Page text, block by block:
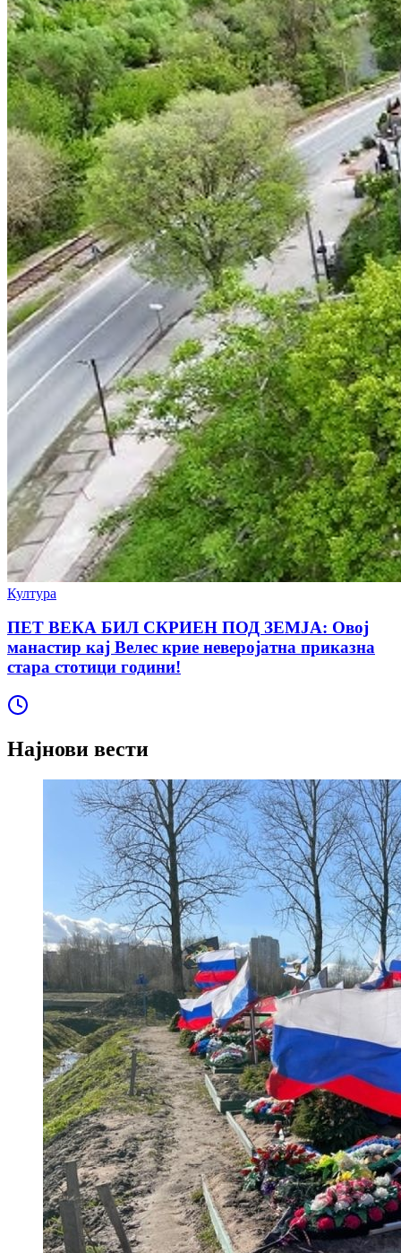
Култура
ПЕТ ВЕКА БИЛ СКРИЕН ПОД ЗЕМЈА: Овој
манастир кај Велес крие неверојатна приказна
стара стотици години!
Најнови вести